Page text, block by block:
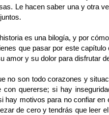
Le hacen saber una y otra
es una bilogía, y por
que pasar por este
amor y su dolor para disfrutar
no son todo corazones y
con quererse; si hay
hay motivos para no confiar
de cero y tendrás que leer